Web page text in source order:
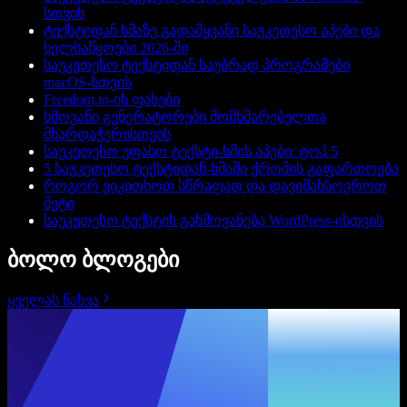
სთვის
ტექსტიდან ხმაზე გადამყვანი საუკეთესო აპები და
ხელსაწყოები 2026-ში
საუკეთესო ტექსტიდან საუბრად პროგრამები
macOS-სთვის
Freedom.to-ის ფასები
ხმოვანი გენერატორები მომხმარებელთა
მხარდაჭერისთვის
საუკეთესო უფასო ტექსტი-ხმის აპები: ტოპ 5
5 საუკეთესო ტექსტიდან-ხმაში ქრომის გაფართოება
როგორ ვიკითხოთ სწრაფად და დავიმახსოვროთ
მეტი
საუკეთესო ტექსტის გახმოვანება WordPress-ისთვის
ბოლო ბლოგები
ყველას ნახვა